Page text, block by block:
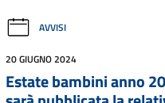
AVVISI
20 GIUGNO 2024
Estate bambini anno